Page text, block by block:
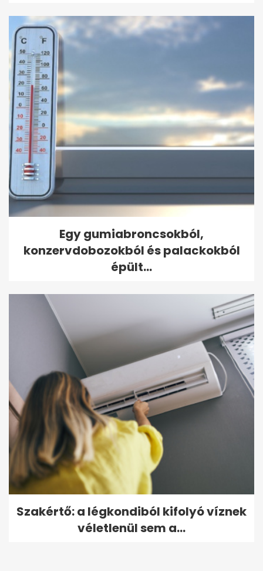
Egy gumiabroncsokból,
konzervdobozokból és palackokból
épült...
Szakértő: a légkondiból kifolyó víznek
véletlenül sem a...